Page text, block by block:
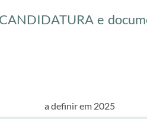
e
a definir em 2025